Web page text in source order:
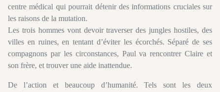
centre médical qui pourrait détenir des informations cruciales sur
les raisons de la mutation.
Les trois hommes vont devoir traverser des jungles hostiles, des
villes en ruines, en tentant d’éviter les écorchés. Séparé de ses
compagnons par les circonstances, Paul va rencontrer Claire et
son frère, et trouver une aide inattendue.
De l’action et beaucoup d’humanité. Tels sont les deux